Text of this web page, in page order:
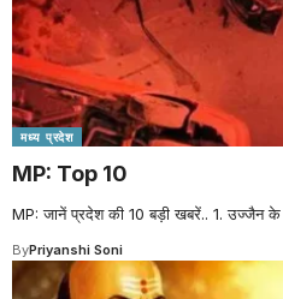
मध्य प्रदेश
MP: Top 10
MP: जानें प्रदेश की 10 बड़ी खबरें.. 1. उज्जैन के
ByPriyanshi Soni